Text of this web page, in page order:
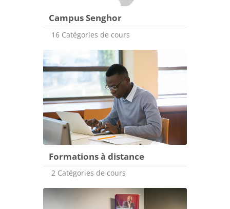
Campus Senghor
16 Catégories de cours
Formations à distance
2 Catégories de cours